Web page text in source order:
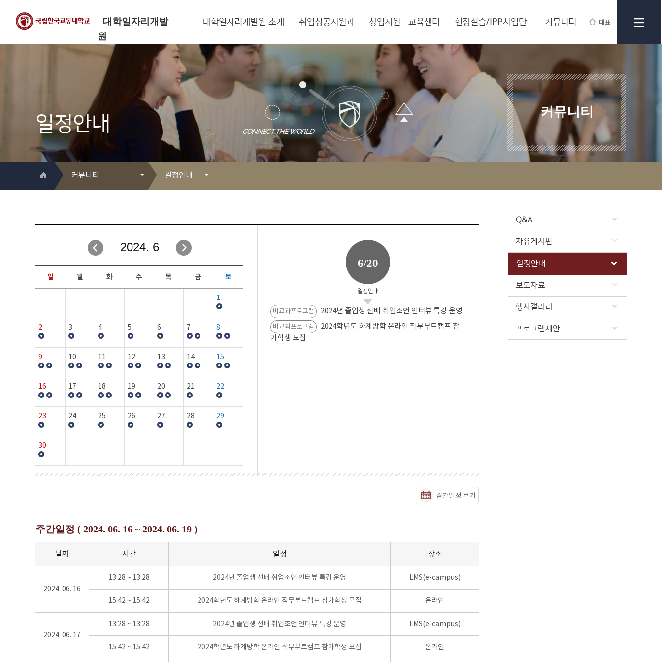
대학일자리개발
원
대표
한국교통대학교
대학일자리개발원
대학일자리개발원 소개 취업성공지원과 창업지원·교육센터 현장실습/IPP사업단 커뮤니티
일정안내
커뮤니티
커뮤니티
취업성공지원과
창업지원·교육센터
현장실습/IPP사업단
커뮤니티
일정안내
자유게시판
일정안내
보도자료
행사갤러리
Q&A
자유게시판
일정안내
보도자료
행사갤러리
프로그램제안
2024. 6
일 월 화 수 목 금 토
1
2 3 4 5 6 7 8
9 10 11 12 13 14 15
16 17 18 19 20 21 22
23 24 25 26 27 28 29
30
6/20
일정안내
비교과프로그램 2024년 졸업생 선배 취업조언 인터뷰 특강 운영
비교과프로그램
2024학년도 하계방학 온라인 직무부트캠프 참
가학생 모집
월간일정 보기
주간일정 ( 2024. 06. 16 ~ 2024. 06. 19 )
날짜 시간 일정 장소
2024. 06. 16
13:28 ~ 13:28 2024년 졸업생 선배 취업조언 인터뷰 특강 운영 LMS(e-campus)
15:42 ~ 15:42 2024학년도 하계방학 온라인 직무부트캠프 참가학생 모집 온라인
2024. 06. 17
13:28 ~ 13:28 2024년 졸업생 선배 취업조언 인터뷰 특강 운영 LMS(e-campus)
15:42 ~ 15:42 2024학년도 하계방학 온라인 직무부트캠프 참가학생 모집 온라인